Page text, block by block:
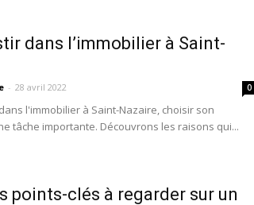
dans l’immobilier à Saint-
- 28 avril 2022 0
l'immobilier à Saint-Nazaire, choisir son
tâche importante. Découvrons les raisons qui...
points-clés à regarder sur un